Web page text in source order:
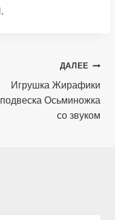
ДАЛЕЕ
Игрушка Жирафики
подвеска Осьминожка
со звуком